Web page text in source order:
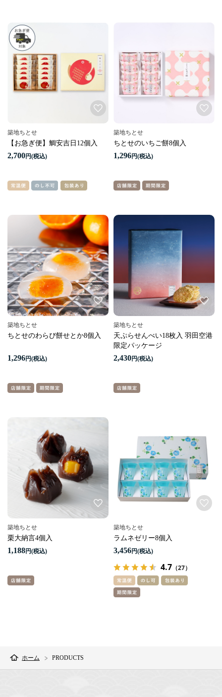
築地ちとせ
【お急ぎ便】鯛安吉日12個入
2,700円
築地ちとせ
ちとせのいちご餅8個入
1,296円
築地ちとせ
ちとせのわらび餅せとか8個入
1,296円
築地ちとせ
天ぷらせんべい18枚入 羽田空港
限定パッケージ
2,430円
築地ちとせ
栗大納言4個入
1,188円
築地ちとせ
ラムネゼリー8個入
3,456円
4.7 （27）
ホーム PRODUCTS